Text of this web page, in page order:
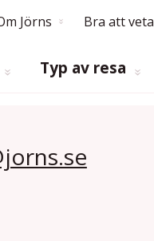
Jörns Bra att veta
Typ av resa